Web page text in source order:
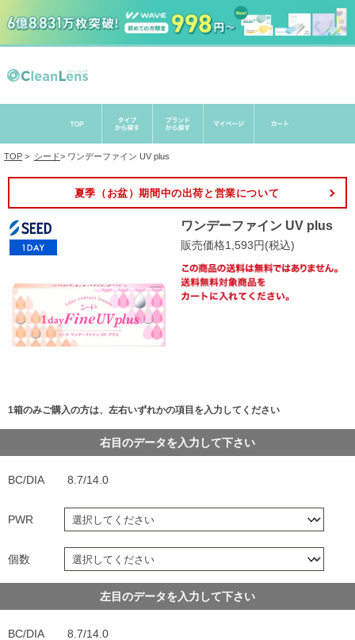
TOP > シード> ワンデーファイン UV plus
夏季（お盆）期間中の出荷と営業について
ワンデーファイン UV plus
販売価格1,593円(税込)
1箱のみご購入の方は、左右いずれかの項目を入力してください
右目のデータを入力して下さい
BC/DIA 8.7/14.0
PWR
個数
左目のデータを入力して下さい
BC/DIA 8.7/14.0